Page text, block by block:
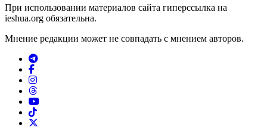
При использовании материалов сайта гиперссылка на
ieshua.org обязательна.
Мнение редакции может не совпадать с мнением авторов.